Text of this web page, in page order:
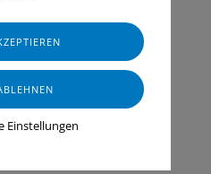
von
medium
Einstellungen